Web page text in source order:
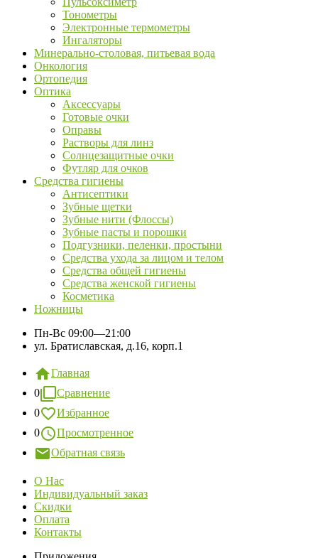
Тонометры
Электронные термометры
Ингаляторы
Минерально-столовая, питьевая вода
Онкология
Ортопедия
Оптика
Аксессуары
Готовые очки
Оправы
Растворы для линз
Солнцезащитные очки
Футляр для очков
Средства гигиены
Антисептики
Зубные щетки
Зубные нити (Флоссы)
Зубные пасты и порошки
Подгузники, пеленки, простыни
Средства ухода за лицом и телом
Средства общей гигиены
Средства женской гигиены
Косметика
Ножницы
Пн-Вс 09:00—21:00
ул. Братиславская, д.16, корп.1
Главная
0
Сравнение
0
Избранное
0
Просмотренное
Обратная связь
О Нас
Индивидуальный заказ
Скидки
Оплата
Контакты